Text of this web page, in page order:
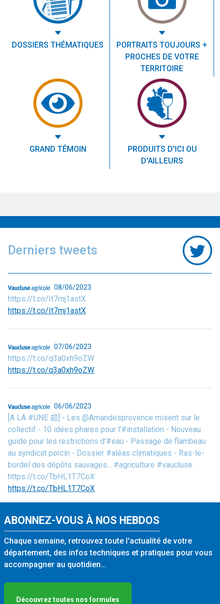
DOSSIERS THÉMATIQUES
PORTRAITS TOUJOURS +
PROCHES DE VOTRE
TERRITOIRE
GRAND TÉMOIN
PRODUITS D'ICI OU
D'AILLEURS
Derniers tweets
08/06/2023
https://t.co/It7mj1astX
https://t.co/It7mj1astX
07/06/2023
https://t.co/q3a0xh9oZW
https://t.co/q3a0xh9oZW
06/06/2023
[A LA #UNE 📰] - Les @Amandesprovence misent sur le
collectif - 10 idées phares pour l'#installation - Nouveau
guide pour les restrictions d'#eau - Passage de flambeau
au syndicat porcin - Dossier #aléas climatiques - Ras-le-
bordel des dépôts sauvages... #agriculture #vaucluse
https://t.co/TbHL1T7CoX
https://t.co/TbHL1T7CoX
ABONNEZ-VOUS À NOS HEBDOS
Chaque semaine, retrouvez toute l'actualité de votre
département, des infos techniques et pratiques pour vous
accompagner au quotidien...
Découvrez toutes nos formules